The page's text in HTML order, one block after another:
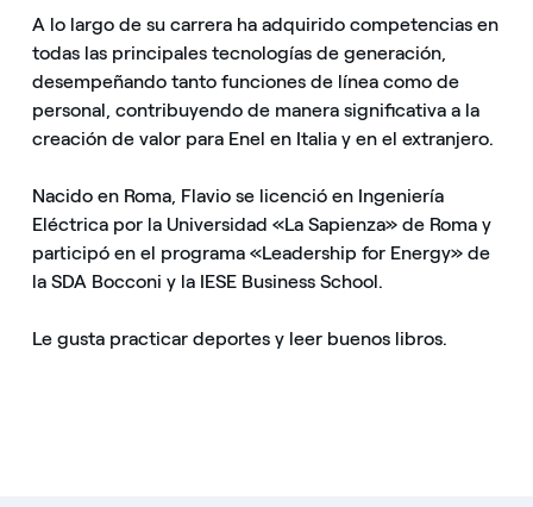
A lo largo de su carrera ha adquirido competencias en
todas las principales tecnologías de generación,
desempeñando tanto funciones de línea como de
personal, contribuyendo de manera significativa a la
creación de valor para Enel en Italia y en el extranjero.
Nacido en Roma, Flavio se licenció en Ingeniería
Eléctrica por la Universidad «La Sapienza» de Roma y
participó en el programa «Leadership for Energy» de
la SDA Bocconi y la IESE Business School.
Le gusta practicar deportes y leer buenos libros.